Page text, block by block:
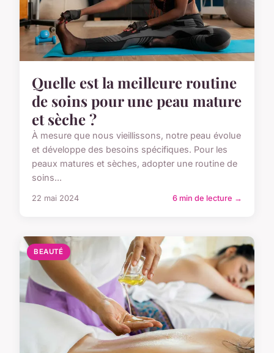
Quelle est la meilleure routine
de soins pour une peau mature
et sèche ?
À mesure que nous vieillissons, notre peau évolue
et développe des besoins spécifiques. Pour les
peaux matures et sèches, adopter une routine de
soins...
22 mai 2024 6 min de lecture →
BEAUTÉ